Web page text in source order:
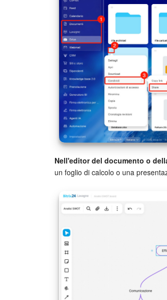
Nell'editor del documento o
un foglio di calcolo o una